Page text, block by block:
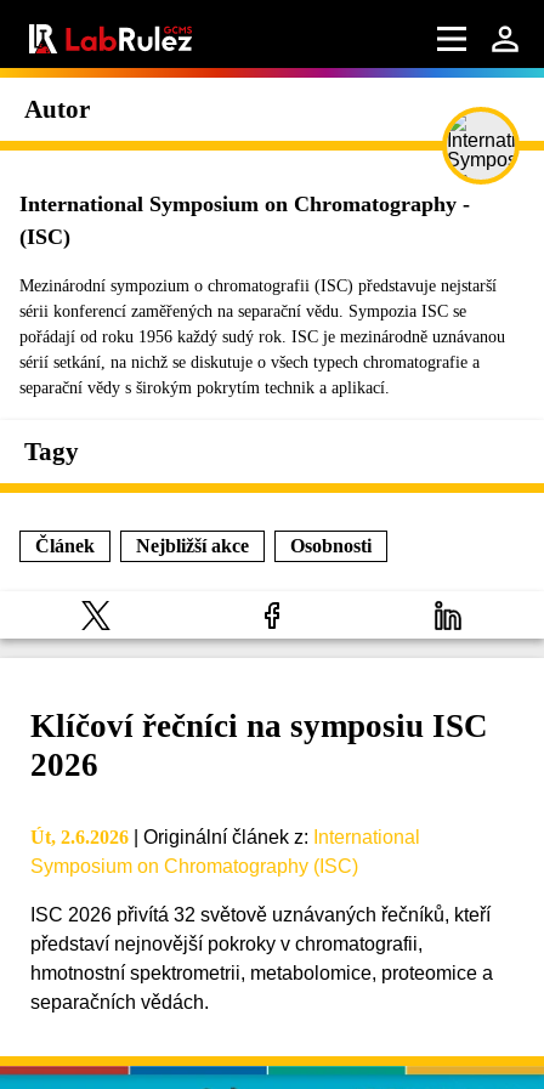
Autor
International Symposium on Chromatography -
(ISC)
Mezinárodní sympozium o chromatografii (ISC) představuje nejstarší
sérii konferencí zaměřených na separační vědu. Sympozia ISC se
pořádají od roku 1956 každý sudý rok. ISC je mezinárodně uznávanou
sérií setkání, na nichž se diskutuje o všech typech chromatografie a
separační vědy s širokým pokrytím technik a aplikací.
Tagy
Článek Nejbližší akce Osobnosti
Klíčoví řečníci na symposiu ISC
2026
Út, 2.6.2026 Originální článek z: International
Symposium on Chromatography (ISC)
ISC 2026 přivítá 32 světově uznávaných řečníků, kteří
představí nejnovější pokroky v chromatografii,
hmotnostní spektrometrii, metabolomice, proteomice a
separačních vědách.